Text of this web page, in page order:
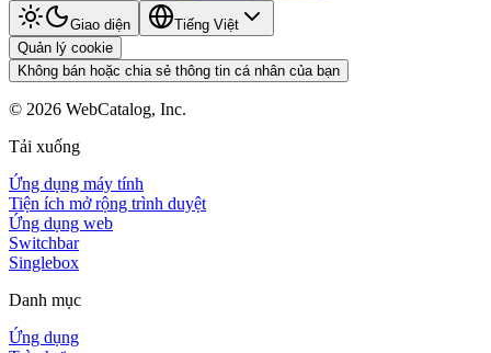
Giao diện
Tiếng Việt
Quản lý cookie
Không bán hoặc chia sẻ thông tin cá nhân của bạn
© 2026 WebCatalog, Inc.
Tải xuống
Ứng dụng máy tính
Tiện ích mở rộng trình duyệt
Ứng dụng web
Switchbar
Singlebox
Danh mục
Ứng dụng